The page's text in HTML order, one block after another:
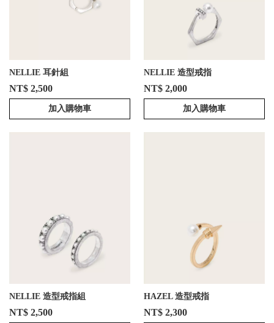
NELLIE 耳針組
NT$ 2,500
加入購物車
NELLIE 造型戒指
NT$ 2,000
加入購物車
NELLIE 造型戒指組
NT$ 2,500
HAZEL 造型戒指
NT$ 2,300